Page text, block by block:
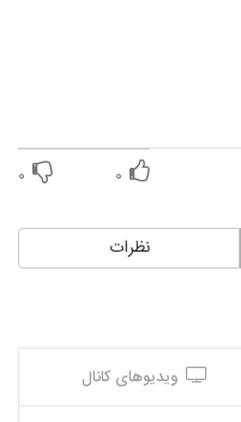
۰ ۰
نظرات
ویدیوهای کانال